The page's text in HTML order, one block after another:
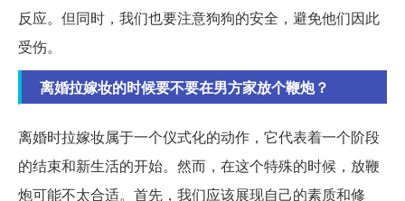
反应。但同时，我们也要注意狗狗的安全，避免他们因此
受伤。
离婚拉嫁妆的时候要不要在男方家放个鞭炮？
离婚时拉嫁妆属于一个仪式化的动作，它代表着一个阶段
的结束和新生活的开始。然而，在这个特殊的时候，放鞭
炮可能不太合适。首先，我们应该展现自己的素质和修